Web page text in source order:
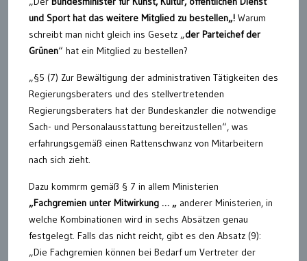
und Sporthat das weitere Mitglied zu bestellen„! Warum
schreibt man nicht gleich ins Gesetz „der Parteichef der
Grünen“ hat ein Mitglied zu bestellen?
„§5 (7) Zur Bewältigung der administrativen Tätigkeiten des
Regierungsberaters und des stellvertretenden
Regierungsberaters hat der Bundeskanzler die notwendige
Sach- und Personalausstattung bereitzustellen“, was
erfahrungsgemäß einen Rattenschwanz von Mitarbeitern
nach sich zieht.
Dazu kommrm gemäß § 7 in allem Ministerien
„Fachgremien unter Mitwirkung … „ anderer Ministerien, in
welche Kombinationen wird in sechs Absätzen genau
festgelegt. Falls das nicht reicht, gibt es den Absatz (9):
„Die Fachgremien können bei Bedarf um Vertreter der